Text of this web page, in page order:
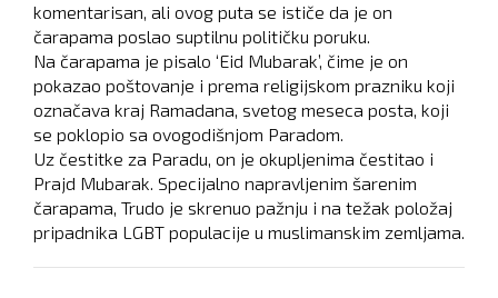
komentarisan, ali ovog puta se ističe da je on
čarapama poslao suptilnu političku poruku.
Na čarapama je pisalo ‘Eid Mubarak’, čime je on
pokazao poštovanje i prema religijskom prazniku koji
označava kraj Ramadana, svetog meseca posta, koji
se poklopio sa ovogodišnjom Paradom.
Uz čestitke za Paradu, on je okupljenima čestitao i
Prajd Mubarak. Specijalno napravljenim šarenim
čarapama, Trudo je skrenuo pažnju i na težak položaj
pripadnika LGBT populacije u muslimanskim zemljama.